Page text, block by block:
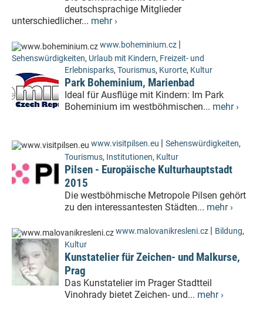
deutschsprachige Mitglieder
unterschiedlicher... mehr ›
www.boheminium.cz |
Sehenswürdigkeiten, Urlaub mit Kindern, Freizeit- und
Erlebnisparks, Tourismus, Kurorte, Kultur
Park Boheminium, Marienbad
Ideal für Ausflüge mit Kindern: Im Park
Boheminium im westböhmischen... mehr ›
www.visitpilsen.eu | Sehenswürdigkeiten,
Tourismus, Institutionen, Kultur
Pilsen - Europäische Kulturhauptstadt
2015
Die westböhmische Metropole Pilsen gehört
zu den interessantesten Städten... mehr ›
www.malovanikresleni.cz | Bildung,
Kultur
Kunstatelier für Zeichen- und Malkurse,
Prag
Das Kunstatelier im Prager Stadtteil
Vinohrady bietet Zeichen- und... mehr ›